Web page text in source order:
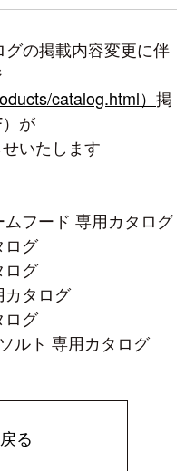
グの掲載内容変更に伴
catalog.html） 掲
が
いたします
フード 専用カタログ
ログ
ログ
カタログ
ログ
ルト 専用カタログ
る